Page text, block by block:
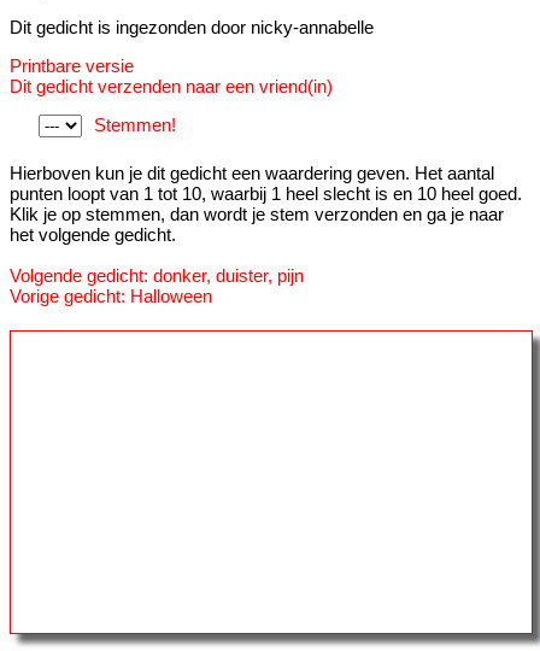
Dit gedicht is ingezonden door nicky-annabelle
Printbare versie
Dit gedicht verzenden naar een vriend(in)
Stemmen!
Hierboven kun je dit gedicht een waardering geven. Het aantal
punten loopt van 1 tot 10, waarbij 1 heel slecht is en 10 heel goed.
Klik je op stemmen, dan wordt je stem verzonden en ga je naar
het volgende gedicht.
Volgende gedicht: donker, duister, pijn
Vorige gedicht: Halloween